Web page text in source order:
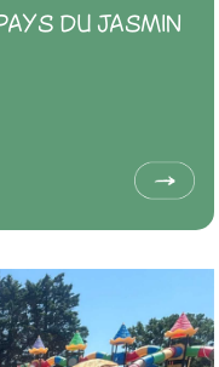
DU JASMIN